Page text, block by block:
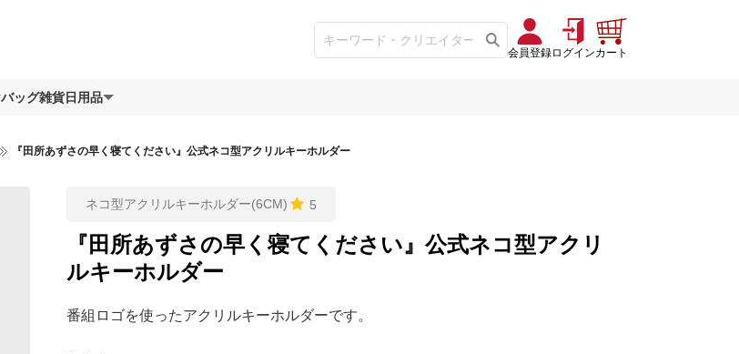
会員登録ログインカート
バッグ雑貨日用品
『田所あずさの早く寝てください』公式ネコ型アクリルキーホルダー
ネコ型アクリルキーホルダー(6CM) 5
『田所あずさの早く寝てください』公式ネコ型アクリ
ルキーホルダー
番組ロゴを使ったアクリルキーホルダーです。